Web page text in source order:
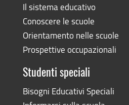
Il sistema educativo
Conoscere le scuole
Orientamento nelle scuole
Prospettive occupazionali
Studenti speciali
Bisogni Educativi Speciali